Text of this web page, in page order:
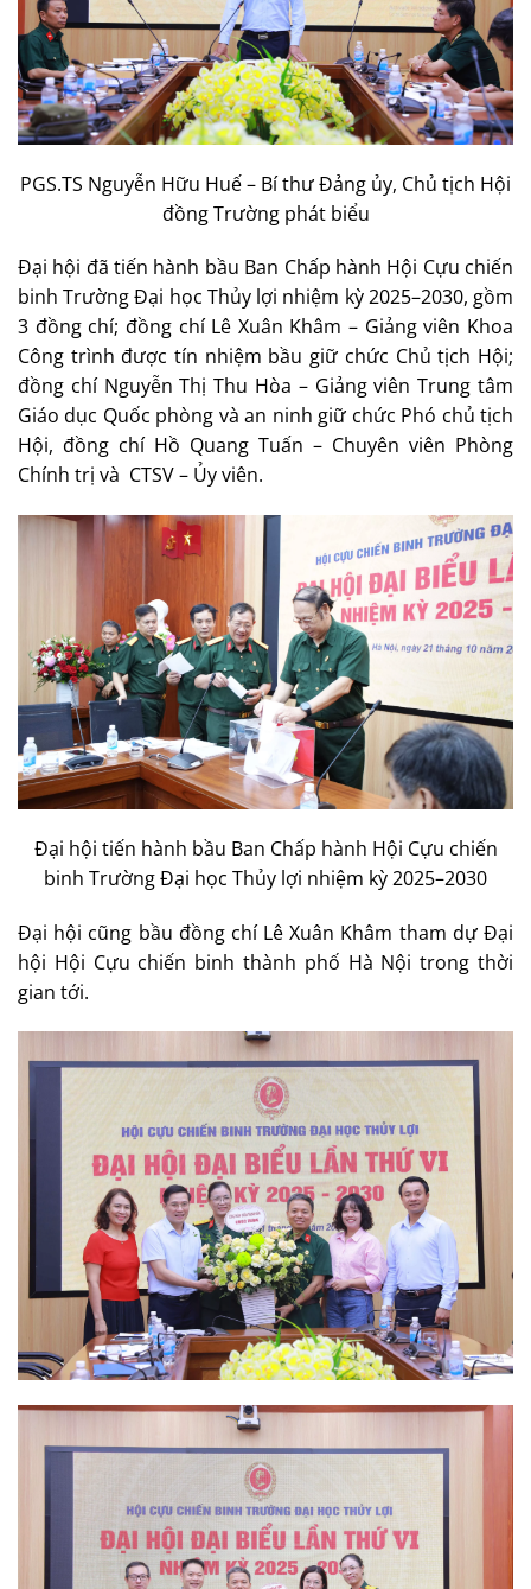
PGS.TS Nguyễn Hữu Huế – Bí thư Đảng ủy, Chủ tịch Hội
đồng Trường phát biểu
Đại hội đã tiến hành bầu Ban Chấp hành Hội Cựu chiến
binh Trường Đại học Thủy lợi nhiệm kỳ 2025–2030, gồm
3 đồng chí; đồng chí Lê Xuân Khâm – Giảng viên Khoa
Công trình được tín nhiệm bầu giữ chức Chủ tịch Hội;
đồng chí Nguyễn Thị Thu Hòa – Giảng viên Trung tâm
Giáo dục Quốc phòng và an ninh giữ chức Phó chủ tịch
Hội, đồng chí Hồ Quang Tuấn – Chuyên viên Phòng
Chính trị và CTSV – Ủy viên.
Đại hội tiến hành bầu Ban Chấp hành Hội Cựu chiến
binh Trường Đại học Thủy lợi nhiệm kỳ 2025–2030
Đại hội cũng bầu đồng chí Lê Xuân Khâm tham dự Đại
hội Hội Cựu chiến binh thành phố Hà Nội trong thời
gian tới.